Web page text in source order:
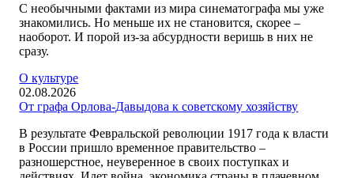
С необычными фактами из мира синематографа мы уже
знакомились. Но меньше их не становится, скорее –
наоборот. И порой из-за абсурдности веришь в них не
сразу.
О культуре
02.08.2026
От графа Орлова-Давыдова к советскому хозяйству
В результате Февральской революции 1917 года к власти
в России пришло временное правительство –
разношерстное, неуверенное в своих поступках и